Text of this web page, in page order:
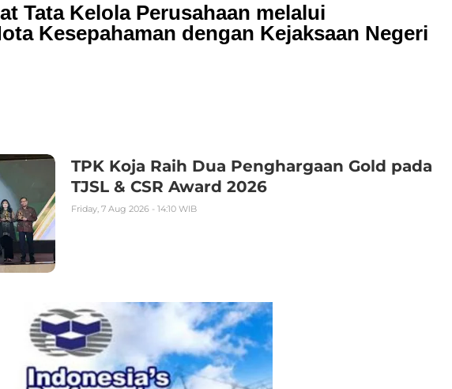
Tata Kelola Perusahaan melalui
Kesepahaman dengan Kejaksaan Negeri
TPK Koja Raih Dua Penghargaan Gold pada
TJSL & CSR Award 2026
Friday, 7 Aug 2026 - 14:10 WIB